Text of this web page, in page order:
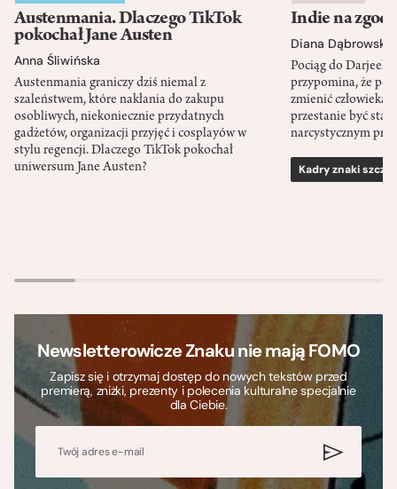
Austenmania. Dlaczego TikTok
pokochał Jane Austen
Anna Śliwińska
Austenmania graniczy dziś niemal z
szaleństwem, które nakłania do zakupu
osobliwych, niekoniecznie przydatnych
gadżetów, organizacji przyjęć i cosplayów w
stylu regencji. Dlaczego TikTok pokochał
uniwersum Jane Austen?
Indie na
Diana Dąbrowska
Pociąg do
przypomina, że
zmienić człowieka
przestanie być
narcystycznym
Kadry znaki
Newsletterowicze Znaku nie mają FOMO
Zapisz się i otrzymaj dostęp do nowych tekstów przed
premierą, zniżki, prezenty i polecenia kulturalne specjalnie
dla Ciebie.